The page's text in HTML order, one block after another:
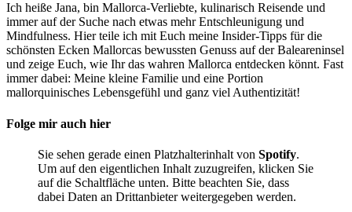
Ich heiße Jana, bin Mallorca-Verliebte, kulinarisch Reisende und
immer auf der Suche nach etwas mehr Entschleunigung und
Mindfulness. Hier teile ich mit Euch meine Insider-Tipps für die
schönsten Ecken Mallorcas bewussten Genuss auf der Baleareninsel
und zeige Euch, wie Ihr das wahren Mallorca entdecken könnt. Fast
immer dabei: Meine kleine Familie und eine Portion
mallorquinisches Lebensgefühl und ganz viel Authentizität!
Folge mir auch hier
Sie sehen gerade einen Platzhalterinhalt von Spotify.
Um auf den eigentlichen Inhalt zuzugreifen, klicken Sie
auf die Schaltfläche unten. Bitte beachten Sie, dass
dabei Daten an Drittanbieter weitergegeben werden.